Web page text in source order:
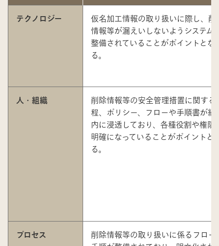
テクノロジー
仮名加工情報の取り扱いに際し、削
情報等が漏えいしないようシステム
整備されていることがポイントとな
る。
人・組織
削除情報等の安全管理措置に関する
程、ポリシー、フローや手順書が組
内に浸透しており、各種役割や権限
明確になっていることがポイントと
る。
プロセス
削除情報等の取り扱いに係るフロー